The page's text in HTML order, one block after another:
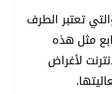
تعتبر الطرف
مثل هذه
لأغراض